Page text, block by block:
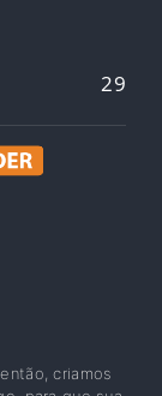
29
criamos